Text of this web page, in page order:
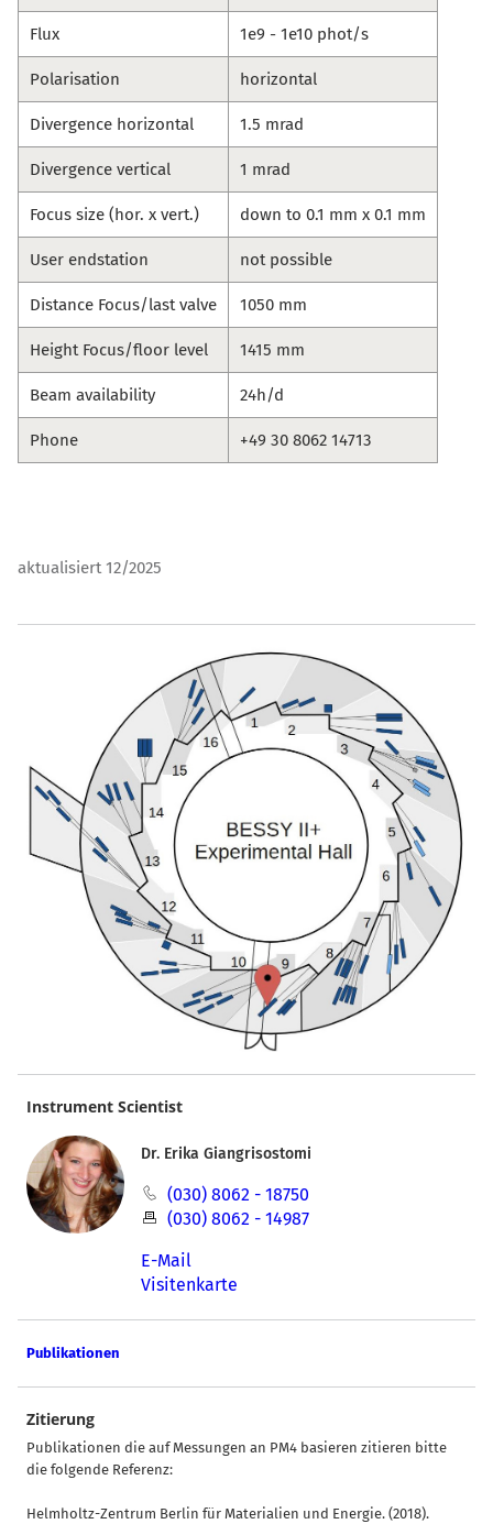
Flux 1e9 - 1e10 phot/s
Polarisation horizontal
Divergence horizontal 1.5 mrad
Divergence vertical 1 mrad
Focus size (hor. x vert.) down to 0.1 mm x 0.1 mm
User endstation not possible
Distance Focus/last valve 1050 mm
Height Focus/floor level 1415 mm
Beam availability 24h/d
Phone +49 30 8062 14713
aktualisiert 12/2025
Instrument Scientist
Dr. Erika Giangrisostomi
(030) 8062 - 18750
(030) 8062 - 14987
E-Mail
Visitenkarte
Publikationen
Zitierung
Publikationen die auf Messungen an PM4 basieren zitieren bitte
die folgende Referenz:
Helmholtz-Zentrum Berlin für Materialien und Energie. (2018).